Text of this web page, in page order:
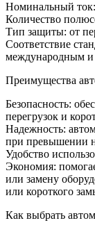
Номинальный
Количество
Тип защиты: от
Соответствие
международным и
Преимущества
Безопасность:
перегрузок и
Надежность:
при превышении
Удобство
Экономия:
или замену
или короткого
Как выбрать